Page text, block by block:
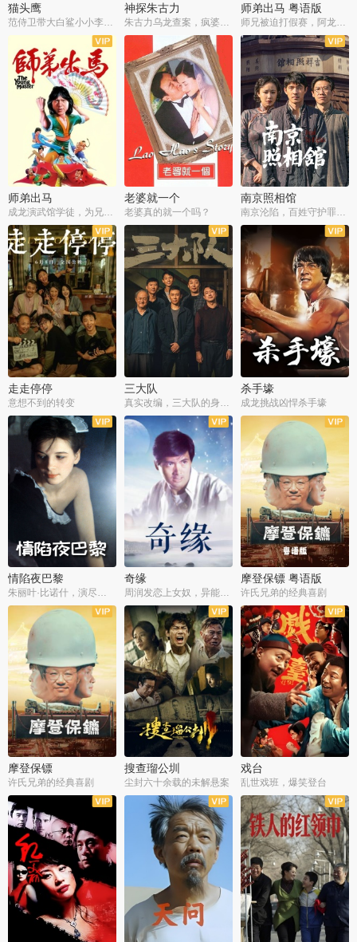
猫头鹰
范侍卫带大白鲨小小李破案寻妃
神探朱古力
朱古力乌龙查案，疯婆子神助攻
师弟出马 粤语版
师兄被迫打假赛，阿龙追查斗黑帮
师弟出马
成龙演武馆学徒，为兄搏命战黑道
老婆就一个
老婆真的就一个吗？
南京照相馆
南京沦陷，百姓守护罪证底片
走走停停
意想不到的转变
三大队 杀手壕
成龙挑战凶悍杀手壕
情陷夜巴黎
朱丽叶·比诺什，演尽失爱之痛
奇缘
周润发恋上女奴，异能护体战邪派
摩登保镖 粤语版
许氏兄弟的经典喜剧
摩登保镖
许氏兄弟的经典喜剧
搜查瑠公圳
尘封六十余载的未解悬案
戏台
乱世戏班，爆笑登台